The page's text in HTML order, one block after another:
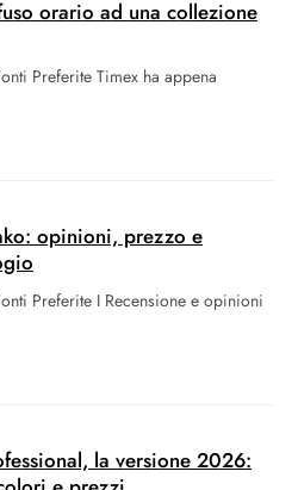
orario ad una collezione
Preferite Timex ha appena
opinioni, prezzo e
Preferite I Recensione e opinioni
la versione 2026: